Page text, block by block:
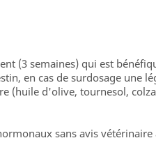
(3 semaines) qui est
en cas de surdosage une
(huile d'olive, tournesol,
sans avis vétérinaire